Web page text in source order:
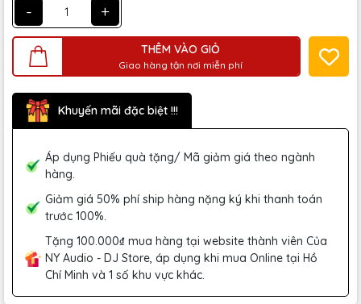
- +
THÊM VÀO GIỎ
Giao hàng tận nơi miễn phí
Khuyến mãi đặc biệt !!!
Áp dụng Phiếu quà tặng/ Mã giảm giá theo ngành
hàng.
Giảm giá 50% phí ship hàng nặng ký khi thanh toán
trước 100%.
Tặng 100.000₫ mua hàng tại website thành viên Của
NY Audio - DJ Store, áp dụng khi mua Online tại Hồ
Chí Minh và 1 số khu vực khác.